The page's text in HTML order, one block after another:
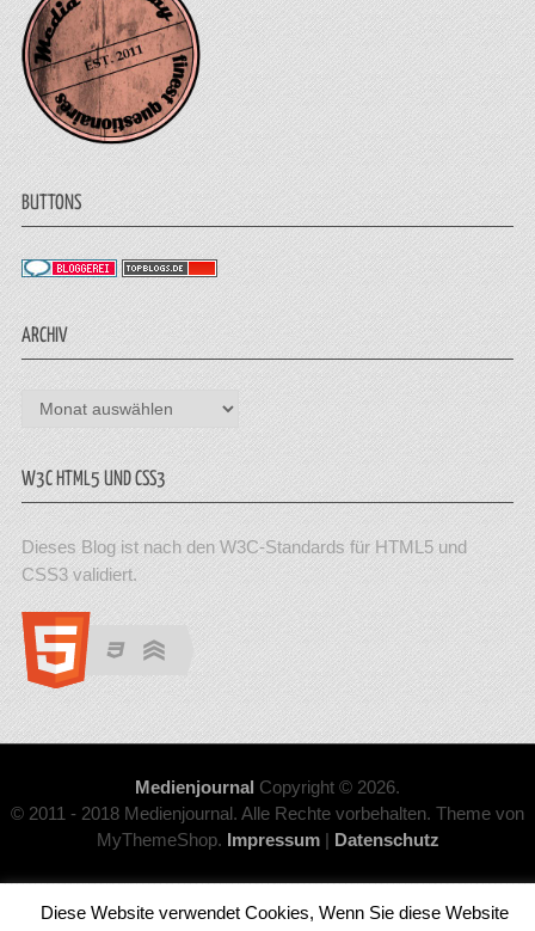
BUTTONS
ARCHIV
Archiv
W3C HTML5 UND CSS3
Dieses Blog ist nach den W3C-Standards für HTML5 und
CSS3 validiert.
Medienjournal Copyright © 2026.
© 2011 - 2018 Medienjournal. Alle Rechte vorbehalten. Theme von
MyThemeShop. Impressum| Datenschutz
Diese Website verwendet Cookies, Wenn Sie diese Website